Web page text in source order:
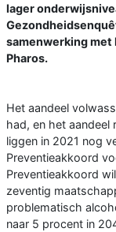
lager
samenwerking
Pharos.
Het aandeel
had, en het aandeel
liggen in 2021 nog
Preventieakkoord
Preventieakkoord
zeventig
problematisch
naar 5 procent in